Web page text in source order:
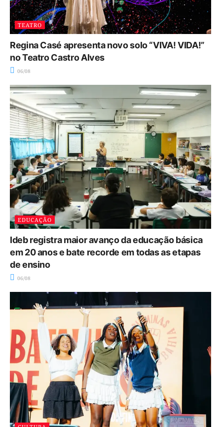
TEATRO
Regina Casé apresenta novo solo “VIVA! VIDA!”
no Teatro Castro Alves
06/08
EDUCAÇÃO
Ideb registra maior avanço da educação básica
em 20 anos e bate recorde em todas as etapas
de ensino
06/08